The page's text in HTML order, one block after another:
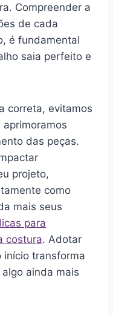
Compreender a
de cada
é fundamental
saia perfeito e
correta, evitamos
das peças.
projeto,
como
mais seus
para
costura. Adotar
transforma
ainda mais